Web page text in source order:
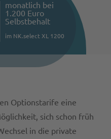
monatlich bei
1.200 Euro
Selbstbehalt
im NK.select XL 1200
Optionstarife eine
sich schon früh
in die private